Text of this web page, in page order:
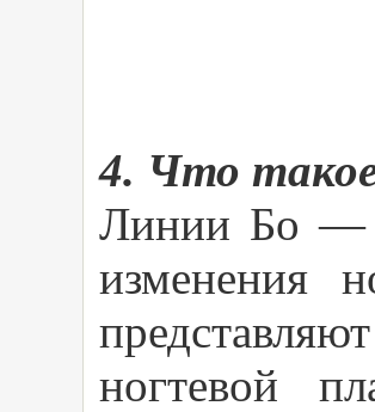
4. Что
Линии Бо —
изменения
ногтевой